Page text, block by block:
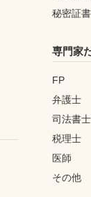
秘密証
専門家
FP
弁護士
司法書士
税理士
医師
その他